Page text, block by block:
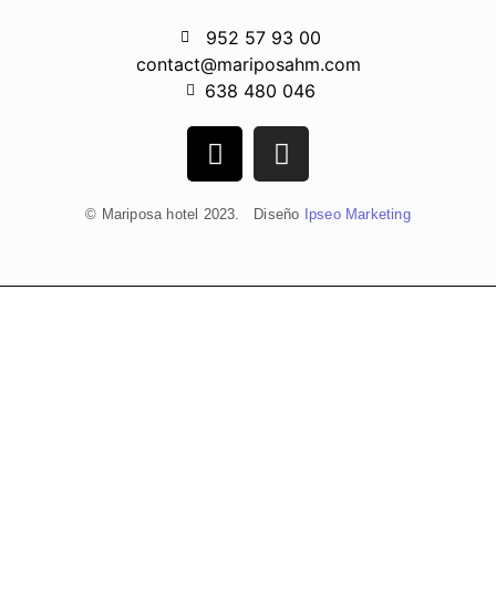
952 57 93 00
contact@mariposahm.com
638 480 046
© Mariposa hotel 2023. Diseño Ipseo Marketing